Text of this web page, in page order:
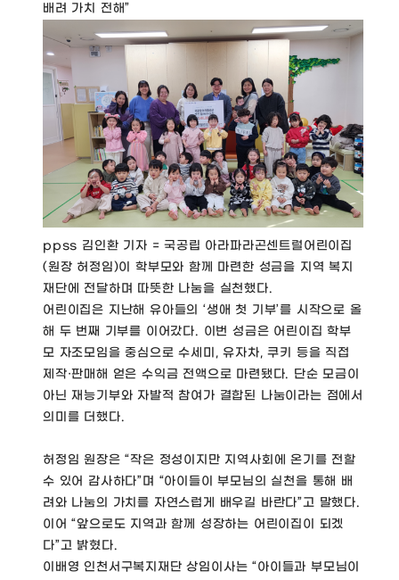
배려 가치 전해”
ppss 김인환 기자 = 국공립 아라파라곤센트럴어린이집
(원장 허정임)이 학부모와 함께 마련한 성금을 지역 복지
재단에 전달하며 따뜻한 나눔을 실천했다.
어린이집은 지난해 유아들의 ‘생애 첫 기부’를 시작으로 올
해 두 번째 기부를 이어갔다. 이번 성금은 어린이집 학부
모 자조모임을 중심으로 수세미, 유자차, 쿠키 등을 직접
제작·판매해 얻은 수익금 전액으로 마련됐다. 단순 모금이
아닌 재능기부와 자발적 참여가 결합된 나눔이라는 점에서
의미를 더했다.
허정임 원장은 “작은 정성이지만 지역사회에 온기를 전할
수 있어 감사하다”며 “아이들이 부모님의 실천을 통해 배
려와 나눔의 가치를 자연스럽게 배우길 바란다”고 말했다.
이어 “앞으로도 지역과 함께 성장하는 어린이집이 되겠
다”고 밝혔다.
이배영 인천서구복지재단 상임이사는 “아이들과 부모님이